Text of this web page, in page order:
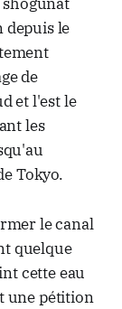
depuis le
de
et l'est le
les
Tokyo.
le canal
quelque
cette eau
une pétition